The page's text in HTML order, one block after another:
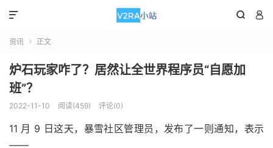
 

资讯  正文
炉石玩家咋了？居然让全世界程序员“自愿加
班”？
2022-11-10 阅读(459) 评论(0)
11 月 9 日这天，暴雪社区管理员，发布了一则通知，表示
——